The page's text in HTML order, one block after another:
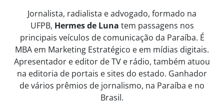
Jornalista, radialista e advogado, formado na
UFPB, Hermes de Luna tem passagens nos
principais veículos de comunicação da Paraíba. É
MBA em Marketing Estratégico e em mídias digitais.
Apresentador e editor de TV e rádio, também atuou
na editoria de portais e sites do estado. Ganhador
de vários prêmios de jornalismo, na Paraíba e no
Brasil.